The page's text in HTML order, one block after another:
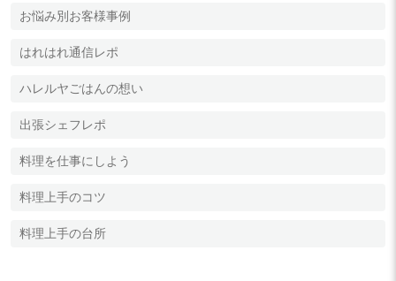
お悩み別お客様事例
はれはれ通信レポ
ハレルヤごはんの想い
出張シェフレポ
料理を仕事にしよう
料理上手のコツ
料理上手の台所